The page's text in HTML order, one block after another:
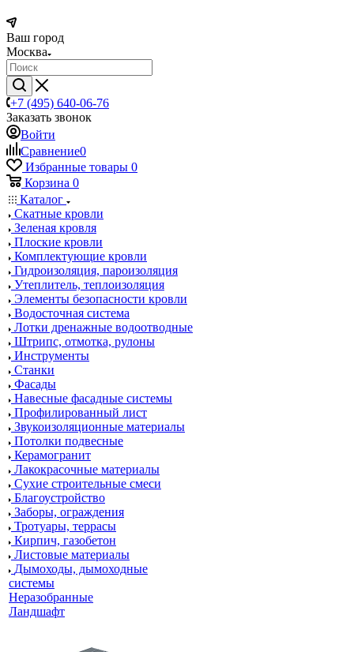
Ваш город
Москва
+7 (495) 640-06-76
Заказать звонок
Войти
Сравнение0
Избранные товары 0
Корзина 0
Каталог
Скатные кровли
Зеленая кровля
Плоские кровли
Комплектующие кровли
Гидроизоляция, пароизоляция
Утеплитель, теплоизоляция
Элементы безопасности кровли
Водосточная система
Лотки дренажные водоотводные
Штрипс, отмотка, рулоны
Инструменты
Станки
Фасады
Навесные фасадные системы
Профилированный лист
Звукоизоляционные материалы
Потолки подвесные
Керамогранит
Лакокрасочные материалы
Сухие строительные смеси
Благоустройство
Заборы, ограждения
Тротуары, террасы
Кирпич, газобетон
Листовые материалы
Дымоходы, дымоходные
системы
Неразобранные
Ландшафт